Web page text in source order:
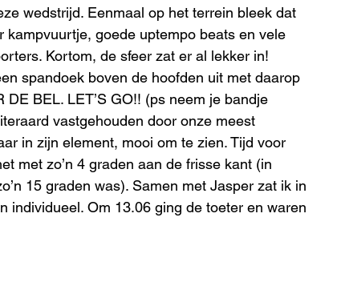
wedstrijd. Eenmaal op het terrein bleek dat
goede uptempo beats en vele
Kortom, de sfeer zat er al lekker in!
spandoek boven de hoofden uit met daarop
DE BEL. LET’S GO!! (ps neem je bandje
vastgehouden door onze meest
in zijn element, mooi om te zien. Tijd voor
met zo’n 4 graden aan de frisse kant (in
15 graden was). Samen met Jasper zat ik in
individueel. Om 13.06 ging de toeter en waren